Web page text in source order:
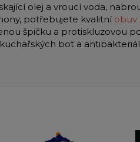
olej a vroucí voda,
potřebujete kvalitní obuv
špičku a protiskluzovou
bot a